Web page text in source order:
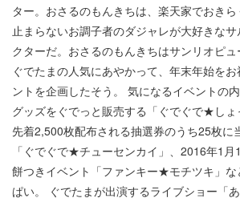
ター。おさるのもんきちは、楽天家でおき
止まらないお調子者のダジャレが大好きな
クターだ。おさるのもんきちはサンリオピ
ぐでたまの人気にあやかって、年末年始を
ントを企画したそう。 気になるイベントの
グッズをぐでっと販売する「ぐでぐで★しょ
先着2,500枚配布される抽選券のうち25枚に
「ぐでぐで★チューセンカイ」、2016年1
餅つきイベント「ファンキー★モチツキ」な
ぱい。 ぐでたまが出演するライブショー「